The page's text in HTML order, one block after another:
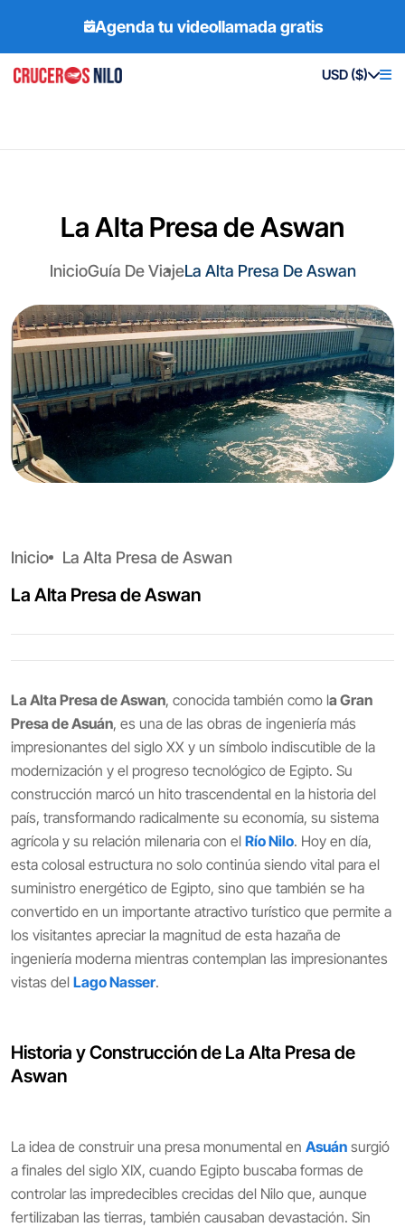
Agenda tu videollamada gratis
USD ($)
La Alta Presa de Aswan
InicioGuía De ViajeLa Alta Presa De Aswan
Inicio La Alta Presa de Aswan
La Alta Presa de Aswan
La Alta Presa de Aswan, conocida también como la Gran
Presa de Asuán, es una de las obras de ingeniería más
impresionantes del siglo XX y un símbolo indiscutible de la
modernización y el progreso tecnológico de Egipto. Su
construcción marcó un hito trascendental en la historia del
país, transformando radicalmente su economía, su sistema
agrícola y su relación milenaria con el Río Nilo. Hoy en día,
esta colosal estructura no solo continúa siendo vital para el
suministro energético de Egipto, sino que también se ha
convertido en un importante atractivo turístico que permite a
los visitantes apreciar la magnitud de esta hazaña de
ingeniería moderna mientras contemplan las impresionantes
vistas del Lago Nasser.
Historia y Construcción de La Alta Presa de
Aswan
La idea de construir una presa monumental en Asuán surgió
a finales del siglo XIX, cuando Egipto buscaba formas de
controlar las impredecibles crecidas del Nilo que, aunque
fertilizaban las tierras, también causaban devastación. Sin